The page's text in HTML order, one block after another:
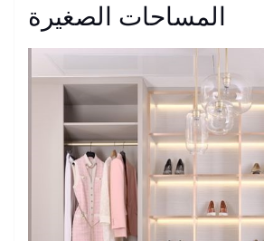
المساحات الصغيرة